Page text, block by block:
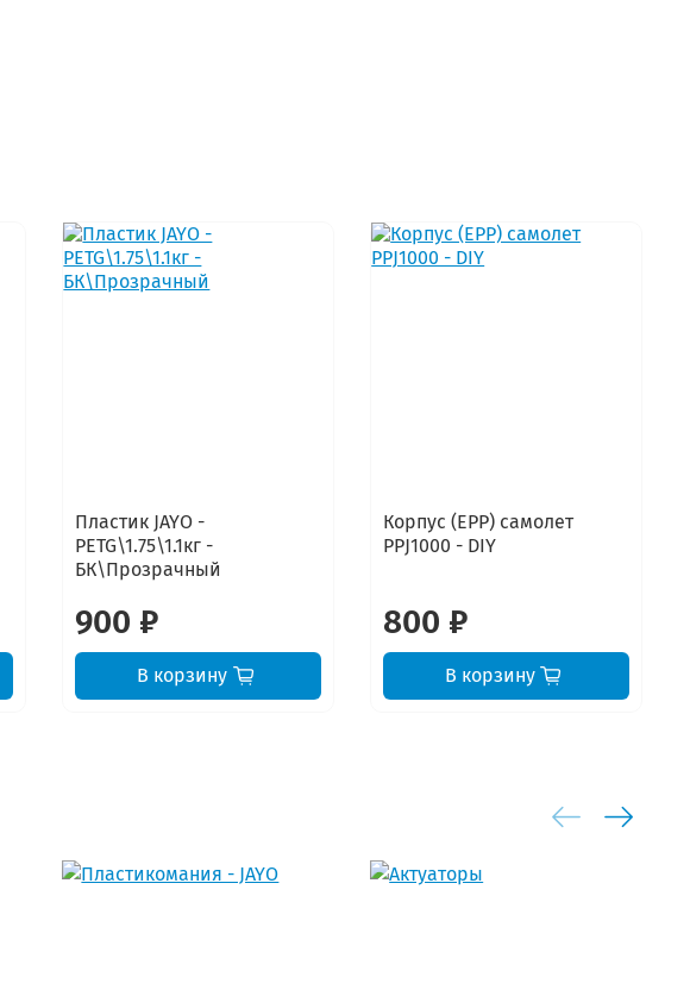
Пластик JAYO -
PETG\1.75\1.1кг -
БК\Прозрачный
900 ₽
В корзину
Корпус (EPP) самолет
PPJ1000 - DIY
800 ₽
В корзину